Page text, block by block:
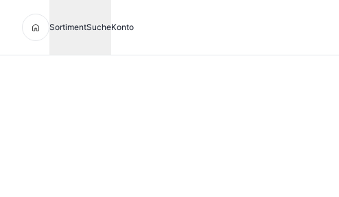
SortimentSucheKonto